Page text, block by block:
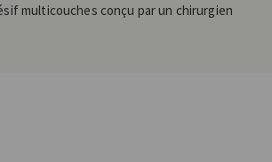
multicouches conçu par un chirurgien